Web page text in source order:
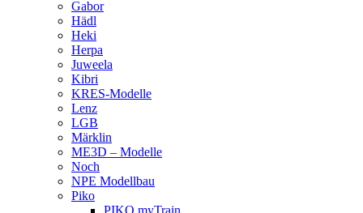
Gabor
Hädl
Heki
Herpa
Juweela
Kibri
KRES-Modelle
Lenz
LGB
Märklin
ME3D – Modelle
Noch
NPE Modellbau
Piko
PIKO myTrain